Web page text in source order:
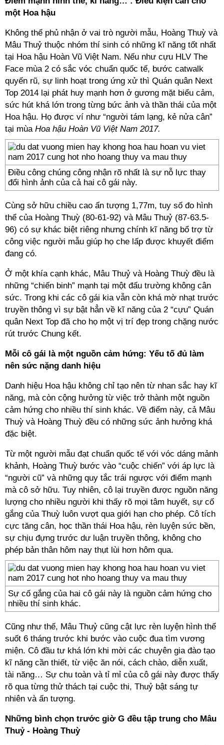
một Hoa hậu
Không thể phủ nhận ở vai trò người mẫu, Hoàng Thuỳ và
Mâu Thuỷ thuộc nhóm thí sinh có những kĩ năng tốt nhất
tại Hoa hậu Hoàn Vũ Việt Nam. Nếu như cựu HLV The
Face mùa 2 có sắc vóc chuẩn quốc tế, bước catwalk
quyến rũ, sự linh hoạt trong ứng xử thì Quán quân Next
Top 2014 lại phát huy mạnh hơn ở gương mặt biểu cảm,
sức hút khá lớn trong từng bức ảnh và thần thái của một
Hoa hậu. Họ được ví như “người tám lạng, kẻ nửa cân”
tại mùa Hoa hậu Hoàn Vũ Việt Nam 2017.
Điều công chúng công nhận rõ nhất là sự nỗ lực thay
đổi hình ảnh của cả hai cô gái này.
Cùng sở hữu chiều cao ấn tượng 1,77m, tuy số đo hình
thể của Hoàng Thuỳ (80-61-92) và Mâu Thuỷ (87-63.5-
96) có sự khác biệt riêng nhưng chính kĩ năng bổ trợ từ
công việc người mẫu giúp họ che lấp được khuyết điểm
đang có.
Ở một khía cạnh khác, Mâu Thuỷ và Hoàng Thuỳ đều là
những “chiến binh” mạnh tại một đấu trường không cân
sức. Trong khi các cô gái kia vẫn còn khá mờ nhạt trước
truyền thông vì sự bật hẳn về kĩ năng của 2 “cựu” Quán
quân Next Top đã cho họ một vị trí đẹp trong chặng nước
rút trước Chung kết.
Mỗi cô gái là một nguồn cảm hứng: Yếu tố đủ làm
nên sức nặng danh hiệu
Danh hiệu Hoa hậu không chỉ tạo nên từ nhan sắc hay kĩ
năng, mà còn cộng hưởng từ việc trở thành một nguồn
cảm hứng cho nhiều thí sinh khác. Về điểm này, cả Mâu
Thuỳ và Hoàng Thuỳ đều có những sức ảnh hưởng khá
đặc biệt.
Từ một người mẫu đạt chuẩn quốc tế với vóc dáng mảnh
khảnh, Hoàng Thuỳ bước vào “cuộc chiến” với áp lực là
“người cũ” và những quy tắc trái ngược với điểm mạnh
mà cô sở hữu. Tuy nhiên, cô lại truyền được nguồn năng
lượng cho nhiều người khi thấy rõ mọi tâm huyết, sự cố
gắng của Thuỳ luôn vượt qua giới hạn cho phép. Cô tích
cực tăng cân, học thần thái Hoa hậu, rèn luyện sức bền,
sự chịu đựng trước dư luận truyền thông, không cho
phép bản thân hôm nay thụt lùi hơn hôm qua.
Sự cố gắng của hai cô gái này là nguồn cảm hứng cho
nhiều thí sinh khác.
Cũng như thế, Mâu Thuỷ cũng cật lực rèn luyện hình thể
suốt 6 tháng trước khi bước vào cuộc đua tìm vương
miện. Cô đầu tư khá lớn khi mời các chuyên gia đào tạo
kĩ năng cần thiết, từ việc ăn nói, cách chào, diễn xuất,
tài năng… Sự chu toàn và tỉ mỉ của cô gái này được thấy
rõ qua từng thử thách tại cuộc thi, Thuỷ bật sáng tự
nhiên và ấn tượng.
Những bình chọn trước giờ G đều tập trung cho Mâu
Thuỷ - Hoàng Thuỳ